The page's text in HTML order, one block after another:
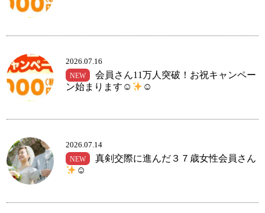
コース・料金・入会案内
ご来店WEB予約 婚活キャンペーン
お問い合わせ 会員様の声
2026.07.16
NEW
会員さん11万人突破！お祝キャンペー
ン始まります☺
☺
2026.07.14
NEW
真剣交際に進んだ３７歳女性会員さん
☺